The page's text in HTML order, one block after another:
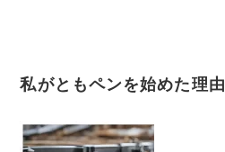
私がともペンを始めた理由